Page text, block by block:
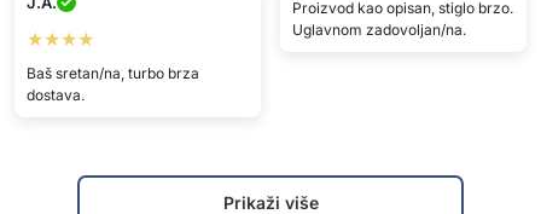
Proizvod kao opisan, stiglo brzo.
Uglavnom zadovoljan/na.
★★★★
Baš sretan/na, turbo brza
dostava.
Prikaži više